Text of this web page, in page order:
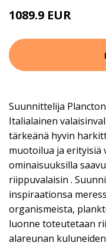
1089.9 EUR
Suunnittelija
Italialainen
tärkeänä hyvin
muotoilua ja erityisiä
ominaisuuksilla
riippuvalaisin .
inspiraationsa
organismeista,
luonne toteutetaan
alareunan